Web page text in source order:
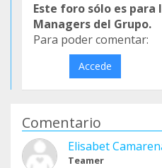
Este foro sólo es para
Managers del Grupo.
Para poder comentar:
Accede
Comentario
Elisabet
Teamer